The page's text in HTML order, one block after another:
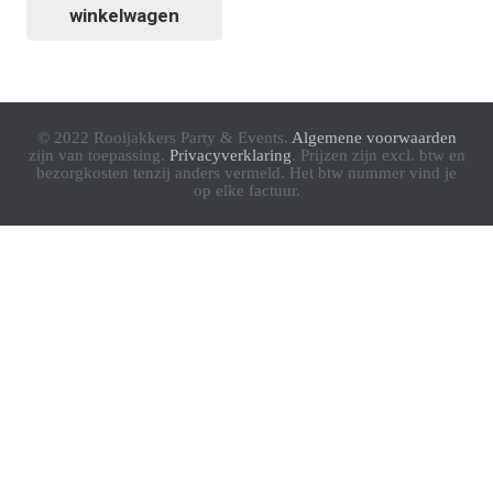
winkelwagen
© 2022 Rooijakkers Party & Events. Algemene voorwaarden
zijn van toepassing. Privacyverklaring. Prijzen zijn excl. btw en
bezorgkosten tenzij anders vermeld. Het btw nummer vind je
op elke factuur.